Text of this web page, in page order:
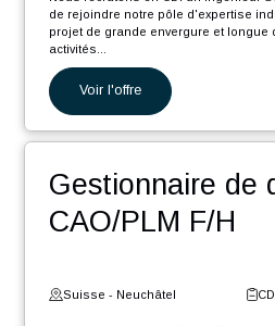
Ingénieur
Core F/H
Suisse - Fribourg
Digital et Systèmes
Nous recrutons en CDI un